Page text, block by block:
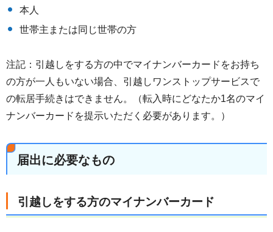
本人
世帯主または同じ世帯の方
注記：引越しをする方の中でマイナンバーカードをお持ち
の方が一人もいない場合、引越しワンストップサービスで
の転居手続きはできません。（転入時にどなたか1名のマイ
ナンバーカードを提示いただく必要があります。）
届出に必要なもの
引越しをする方のマイナンバーカード